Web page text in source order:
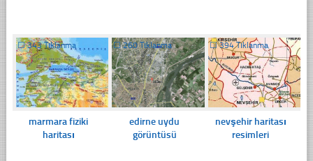
☐343 Tıklanma
marmara fiziki
haritası
☐260 Tıklanma
edirne uydu
görüntüsü
☐394 Tıklanma
nevşehir haritası
resimleri